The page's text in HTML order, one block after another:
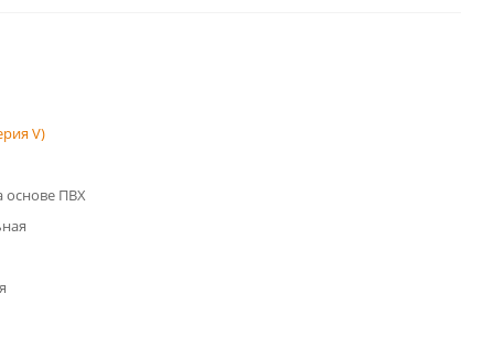
V)
основе ПВХ